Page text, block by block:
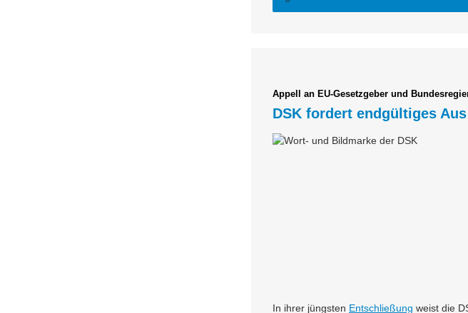
Appell an EU-Gesetzgeber und
DSK fordert endgültiges
In ihrer jüngsten Entschließung weist die